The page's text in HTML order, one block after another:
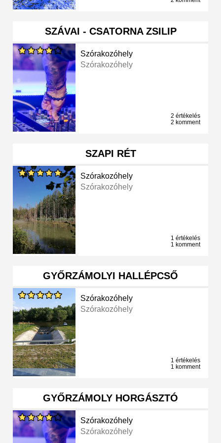
SZÁVAI - CSATORNA ZSILIP
Szórakozóhely
Szórakozóhely
2 értékelés
2 komment
SZAPI RÉT
Szórakozóhely
Szórakozóhely
1 értékelés
1 komment
GYŐRZÁMOLYI HALLÉPCSŐ
Szórakozóhely
Szórakozóhely
1 értékelés
1 komment
GYŐRZÁMOLY HORGÁSZTÓ
Szórakozóhely
Szórakozóhely